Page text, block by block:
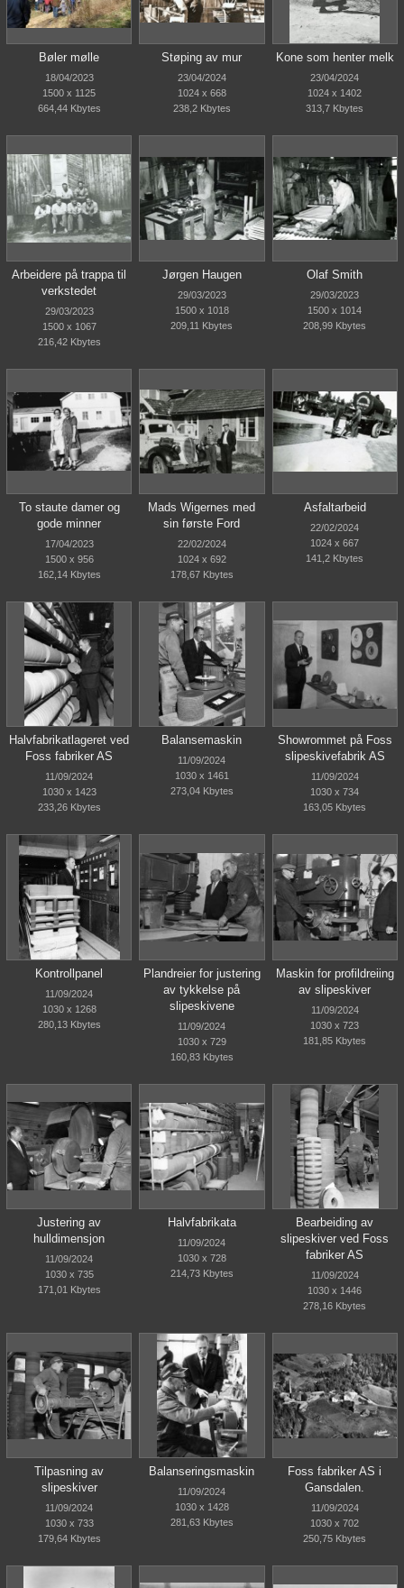
Bøler mølle
18/04/2023
1500 x 1125
664,44 Kbytes
Støping av mur
23/04/2024
1024 x 668
238,2 Kbytes
Kone som henter melk
23/04/2024
1024 x 1402
313,7 Kbytes
Arbeidere på trappa til
verkstedet
29/03/2023
1500 x 1067
216,42 Kbytes
Jørgen Haugen
29/03/2023
1500 x 1018
209,11 Kbytes
Olaf Smith
29/03/2023
1500 x 1014
208,99 Kbytes
To staute damer og
gode minner
17/04/2023
1500 x 956
162,14 Kbytes
Mads Wigernes med
sin første Ford
22/02/2024
1024 x 692
178,67 Kbytes
Asfaltarbeid
22/02/2024
1024 x 667
141,2 Kbytes
Halvfabrikatlageret ved
Foss fabriker AS
11/09/2024
1030 x 1423
233,26 Kbytes
Balansemaskin
11/09/2024
1030 x 1461
273,04 Kbytes
Showrommet på Foss
slipeskivefabrik AS
11/09/2024
1030 x 734
163,05 Kbytes
Kontrollpanel
11/09/2024
1030 x 1268
280,13 Kbytes
Plandreier for justering
av tykkelse på
slipeskivene
11/09/2024
1030 x 729
160,83 Kbytes
Maskin for profildreiing
av slipeskiver
11/09/2024
1030 x 723
181,85 Kbytes
Justering av
hulldimensjon
11/09/2024
1030 x 735
171,01 Kbytes
Halvfabrikata
11/09/2024
1030 x 728
214,73 Kbytes
Bearbeiding av
slipeskiver ved Foss
fabriker AS
11/09/2024
1030 x 1446
278,16 Kbytes
Tilpasning av
slipeskiver
11/09/2024
1030 x 733
179,64 Kbytes
Balanseringsmaskin
11/09/2024
1030 x 1428
281,63 Kbytes
Foss fabriker AS i
Gansdalen.
11/09/2024
1030 x 702
250,75 Kbytes